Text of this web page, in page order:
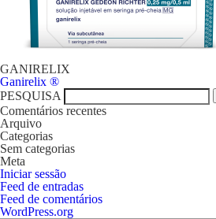
GANIRELIX
Navegação
de
artigos
Ganirelix ®
PESQUISA
Comentários recentes
Arquivo
Categorias
Sem categorias
Meta
Iniciar sessão
Feed de entradas
Feed de comentários
WordPress.org